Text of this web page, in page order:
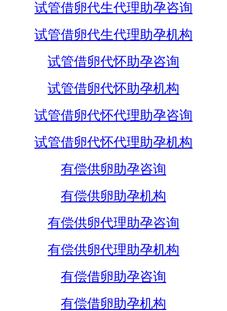
试管借卵代生代理助孕咨询
试管借卵代生代理助孕机构
试管借卵代怀助孕咨询
试管借卵代怀助孕机构
试管借卵代怀代理助孕咨询
试管借卵代怀代理助孕机构
有偿供卵助孕咨询
有偿供卵助孕机构
有偿供卵代理助孕咨询
有偿供卵代理助孕机构
有偿借卵助孕咨询
有偿借卵助孕机构